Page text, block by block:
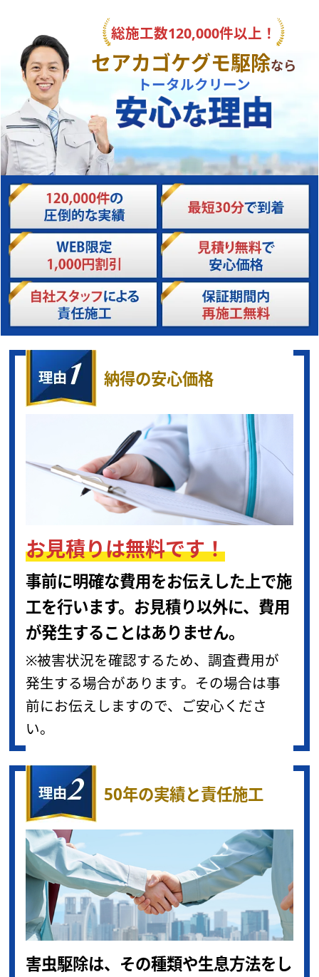
総施工数120,000件以上！
セアカゴケグモ駆除なら
トータルクリーン
納得の安心価格
お見積りは無料です！
事前に明確な費用をお伝えした上で施
工を行います。お見積り以外に、費用
が発生することはありません。
※被害状況を確認するため、調査費用が
発生する場合があります。その場合は事
前にお伝えしますので、ご安心くださ
い。
50年の実績と責任施工
害虫駆除は、その種類や生息方法をし